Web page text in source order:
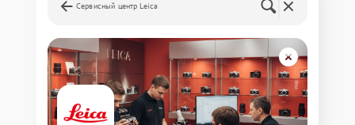
Сервисный центр Leica